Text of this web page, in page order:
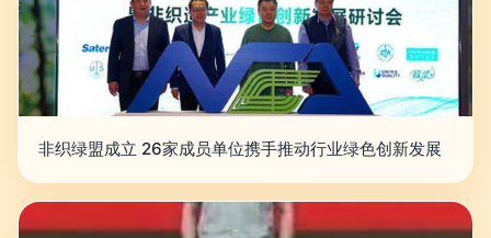
非织绿盟成立 26家成员单位携手推动行业绿色创新发展